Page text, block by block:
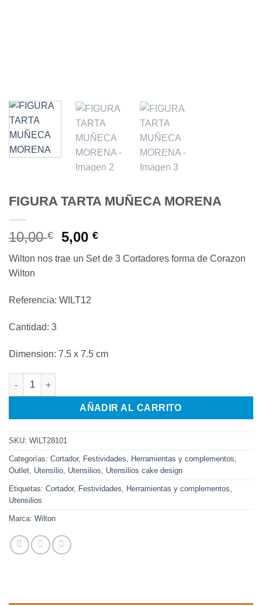
FIGURA TARTA MUÑECA MORENA
10,00€
El
original
10,00 €.
5,00€El
actual
Wilton nos trae un Set de 3 Cortadores forma de Corazon
Wilton
Referencia: WILT12
Cantidad: 3
Dimension: 7.5 x 7.5 cm
FIGURA TARTA MUÑECA MORENA cantidad
AÑADIR AL CARRITO
SKU: WILT28101
Categorías: Cortador, Festividades, Herramientas y complementos,
Outlet, Utensilio, Utensilios, Utensilios cake design
Etiquetas: Cortador, Festividades, Herramientas y complementos,
Utensilios
Marca: Wilton